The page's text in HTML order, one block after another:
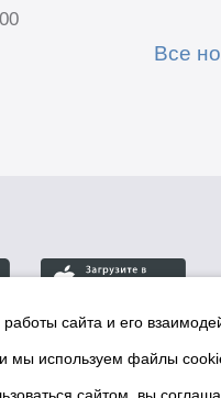
Все
2026
сайта и его
мы используем файлы